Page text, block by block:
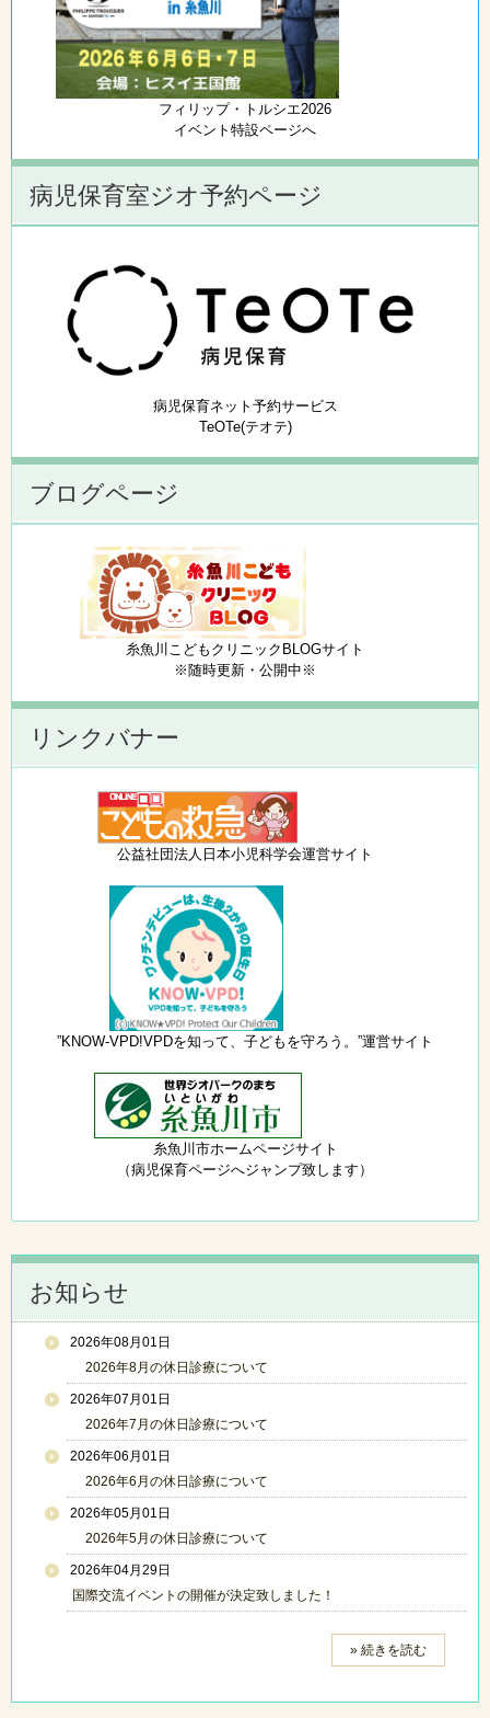
フィリップ・トルシエ2026
イベント特設ページへ
病児保育室ジオ予約ページ
病児保育ネット予約サービス
TeOTe(テオテ)
ブログページ
糸魚川こどもクリニックBLOGサイト
※随時更新・公開中※
リンクバナー
公益社団法人日本小児科学会運営サイト
”KNOW-VPD!VPDを知って、子どもを守ろう。”運営サイト
糸魚川市ホームページサイト
（病児保育ページへジャンプ致します）
お知らせ
2026年08月01日
2026年8月の休日診療について
2026年07月01日
2026年7月の休日診療について
2026年06月01日
2026年6月の休日診療について
2026年05月01日
2026年5月の休日診療について
2026年04月29日
国際交流イベントの開催が決定致しました！
» 続きを読む